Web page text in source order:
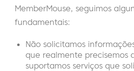
MemberMouse, seguimos
fundamentais:
Não solicitamos
que realmente precisemos
suportamos serviços que